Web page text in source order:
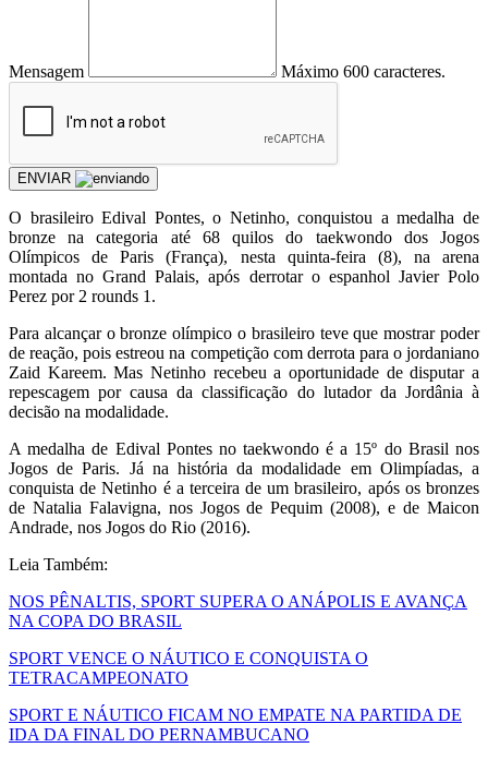
Mensagem Máximo 600 caracteres.
ENVIAR
O brasileiro Edival Pontes, o Netinho, conquistou a medalha de
bronze na categoria até 68 quilos do taekwondo dos Jogos
Olímpicos de Paris (França), nesta quinta-feira (8), na arena
montada no Grand Palais, após derrotar o espanhol Javier Polo
Perez por 2 rounds 1.
Para alcançar o bronze olímpico o brasileiro teve que mostrar poder
de reação, pois estreou na competição com derrota para o jordaniano
Zaid Kareem. Mas Netinho recebeu a oportunidade de disputar a
repescagem por causa da classificação do lutador da Jordânia à
decisão na modalidade.
A medalha de Edival Pontes no taekwondo é a 15º do Brasil nos
Jogos de Paris. Já na história da modalidade em Olimpíadas, a
conquista de Netinho é a terceira de um brasileiro, após os bronzes
de Natalia Falavigna, nos Jogos de Pequim (2008), e de Maicon
Andrade, nos Jogos do Rio (2016).
Leia Também:
NOS PÊNALTIS, SPORT SUPERA O ANÁPOLIS E AVANÇA
NA COPA DO BRASIL
SPORT VENCE O NÁUTICO E CONQUISTA O
TETRACAMPEONATO
SPORT E NÁUTICO FICAM NO EMPATE NA PARTIDA DE
IDA DA FINAL DO PERNAMBUCANO